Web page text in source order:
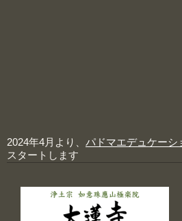
2024年4月より、 パドマエデュケーシ
スタートします